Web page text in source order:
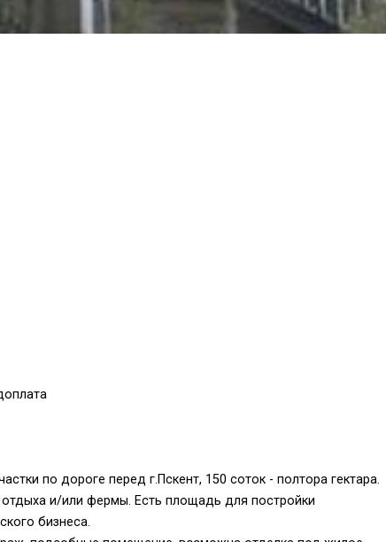
по дороге перед г.Пскент, 150 соток - полтора гектара.
и/или фермы. Есть площадь для постройки
бизнеса.